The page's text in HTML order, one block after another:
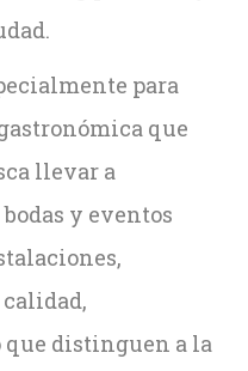
para
que
llevar a
y eventos
distinguen a la